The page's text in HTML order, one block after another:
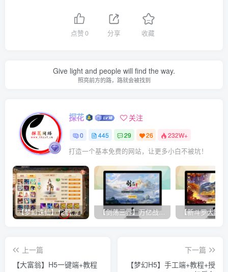
点赞0 分享 收藏
Give light and people will find the way.
照亮前方的路，路就会被找到
探花 关注
0 445 29 26 232W+
打造一个基本免费的网站，让更多小白不被坑！
【梦幻诛仙】12职业魔改电玩版+双端+后台+视频教程 【剑荡三界】万亿战力 win一键端+双端带教程+运营后台+授权GM后台+完美开服商业端
上一篇
【大富翁】H5一键端+教程
下一篇
【梦幻H5】手工端+教程+授